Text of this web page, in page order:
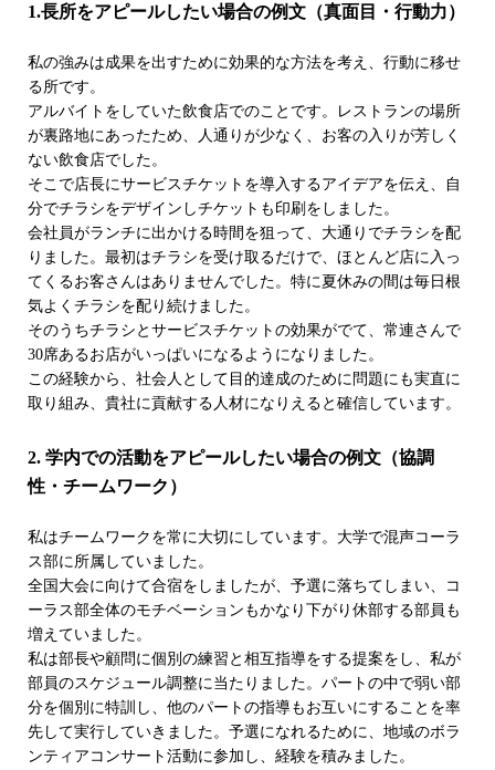
1.長所をアピールしたい場合の例文（真面目・行動力）
私の強みは成果を出すために効果的な方法を考え、行動に移せ
る所です。
アルバイトをしていた飲食店でのことです。レストランの場所
が裏路地にあったため、人通りが少なく、お客の入りが芳しく
ない飲食店でした。
そこで店長にサービスチケットを導入するアイデアを伝え、自
分でチラシをデザインしチケットも印刷をしました。
会社員がランチに出かける時間を狙って、大通りでチラシを配
りました。最初はチラシを受け取るだけで、ほとんど店に入っ
てくるお客さんはありませんでした。特に夏休みの間は毎日根
気よくチラシを配り続けました。
そのうちチラシとサービスチケットの効果がでて、常連さんで
30席あるお店がいっぱいになるようになりました。
この経験から、社会人として目的達成のために問題にも実直に
取り組み、貴社に貢献する人材になりえると確信しています。
2. 学内での活動をアピールしたい場合の例文（協調
性・チームワーク）
私はチームワークを常に大切にしています。大学で混声コーラ
ス部に所属していました。
全国大会に向けて合宿をしましたが、予選に落ちてしまい、コ
ーラス部全体のモチベーションもかなり下がり休部する部員も
増えていました。
私は部長や顧問に個別の練習と相互指導をする提案をし、私が
部員のスケジュール調整に当たりました。パートの中で弱い部
分を個別に特訓し、他のパートの指導もお互いにすることを率
先して実行していきました。予選になれるために、地域のボラ
ンティアコンサート活動に参加し、経験を積みました。